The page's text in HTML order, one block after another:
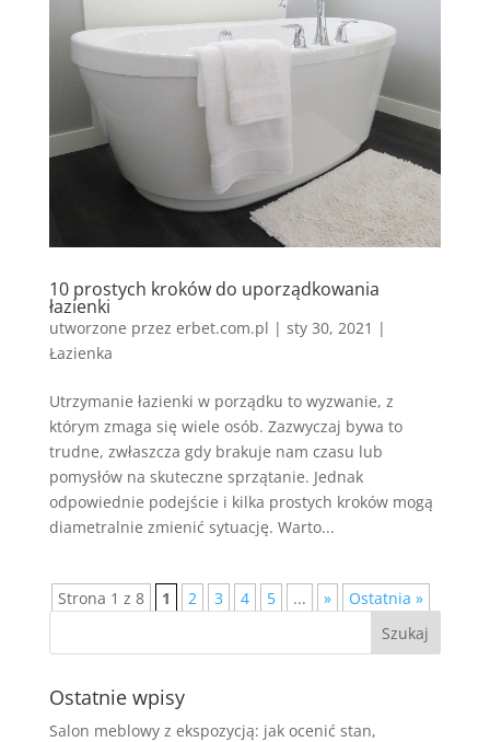
10 prostych kroków do uporządkowania
łazienki
utworzone przez erbet.com.pl | sty 30, 2021 |
Łazienka
Utrzymanie łazienki w porządku to wyzwanie, z
którym zmaga się wiele osób. Zazwyczaj bywa to
trudne, zwłaszcza gdy brakuje nam czasu lub
pomysłów na skuteczne sprzątanie. Jednak
odpowiednie podejście i kilka prostych kroków mogą
diametralnie zmienić sytuację. Warto...
Strona 1 z 8 1 2 3 4 5 ... » Ostatnia »
Ostatnie wpisy
Salon meblowy z ekspozycją: jak ocenić stan,